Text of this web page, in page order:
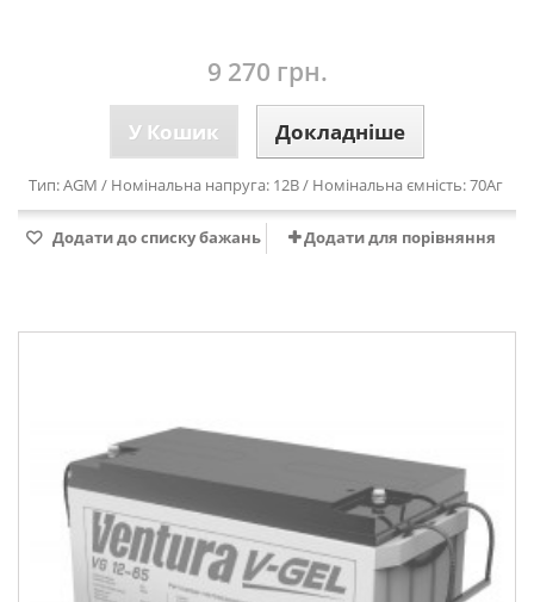
9 270 грн.
У Кошик Докладніше
Тип: AGM / Номінальна напруга: 12В / Номінальна ємність: 70Аг
Додати до списку бажань Додати для порівняння